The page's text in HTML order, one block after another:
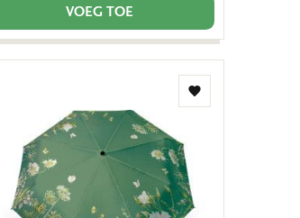
VOEG TOE
Toevoegen